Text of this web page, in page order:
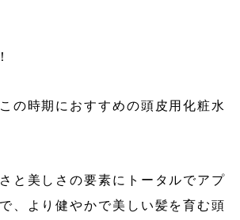
の時期におすすめの頭皮用化粧水
と美しさの要素にトータルでアプ
、より健やかで美しい髪を育む頭